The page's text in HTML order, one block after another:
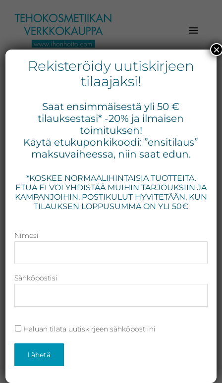
pääsisältöön
ensisijaiseen
sivupalkkiin
alatunnisteeseen
Ihonhoito.com
Kosmetiikan
verkkokauppa
Tilaa
tänään
Verkkokaupasta
tuotteet:
Exuviance,
Medik8,
Priori,
Bion,
Gernétic,
Revitalash,
Jane
Raili
Heliocare
Ella Baché Radiance
Rekisteröidy uutiskirjeen
tilaajaksi!
Saat ensimmäisestä yli 50 €
tilauksestasi* -20% ja ilmaisen
toimituksen!
Käytä etukuponkikoodi: ”ensitilaus”
maksuvaiheessa, niin saat edun.
*KOSKEE NORMAALIHINTAISIA TUOTTEITA.
ETUA EI VOI YHDISTÄÄ MUIHIN TARJOUKSIIN JA
KAMPANJOIHIN. POSTIKULUT HYVITETÄÄN, KUN
TILAUKSEN LOPPUSUMMA ON YLI 50€
Nimesi
Sähköpostisi
Haluan tilata uutiskirjeen sähköpostiini
×